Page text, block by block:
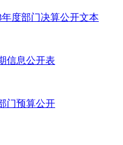
度部门决算公开文本
信息公开表
门预算公开